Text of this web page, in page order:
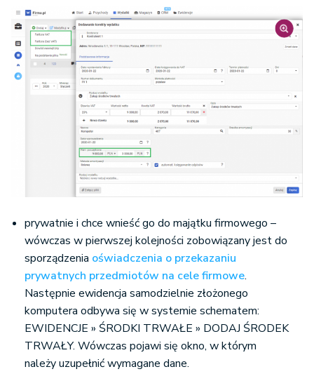
prywatnie i chce wnieść go do majątku firmowego –
wówczas w pierwszej kolejności zobowiązany jest do
sporządzenia oświadczenia o przekazaniu
prywatnych przedmiotów na cele firmowe.
Następnie ewidencja samodzielnie złożonego
komputera odbywa się w systemie schematem:
EWIDENCJE » ŚRODKI TRWAŁE » DODAJ ŚRODEK
TRWAŁY. Wówczas pojawi się okno, w którym
należy uzupełnić wymagane dane.